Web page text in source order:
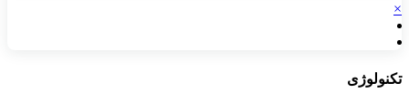
×
تکنولوژی